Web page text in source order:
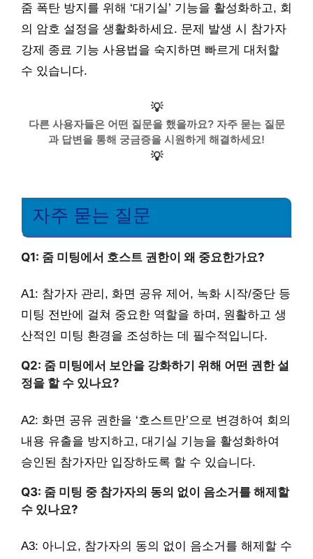
줌 폭탄 방지를 위해 ‘대기실’ 기능을 활성화하고, 회
의 암호 설정을 생활화하세요. 문제 발생 시 참가자
강제 종료 기능 사용법을 숙지하면 빠르게 대처할
수 있습니다.
💡
다른 사용자들은 어떤 질문을 했을까요? 자주 묻는 질문
과 답변을 통해 궁금증을 시원하게 해결하세요!
💡
자주 묻는 질문
Q1: 줌 미팅에서 호스트 권한이 왜 중요한가요?
A1: 참가자 관리, 화면 공유 제어, 녹화 시작/중단 등
미팅 전반에 걸쳐 중요한 역할을 하며, 원활하고 생
산적인 미팅 환경을 조성하는 데 필수적입니다.
Q2: 줌 미팅에서 보안을 강화하기 위해 어떤 권한 설
정을 할 수 있나요?
A2: 화면 공유 권한을 ‘호스트만’으로 변경하여 회의
내용 유출을 방지하고, 대기실 기능을 활성화하여
승인된 참가자만 입장하도록 할 수 있습니다.
Q3: 줌 미팅 중 참가자의 동의 없이 음소거를 해제할
수 있나요?
A3: 아니요, 참가자의 동의 없이 음소거를 해제할 수